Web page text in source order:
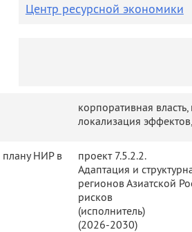
Экспедиции
Центр ресурсной экономики
корпоративная
локализация
плану НИР в
проект 7.5.2.2.
Адаптация и
регионов Азиатской
рисков
(исполнитель)
(2026-2030)